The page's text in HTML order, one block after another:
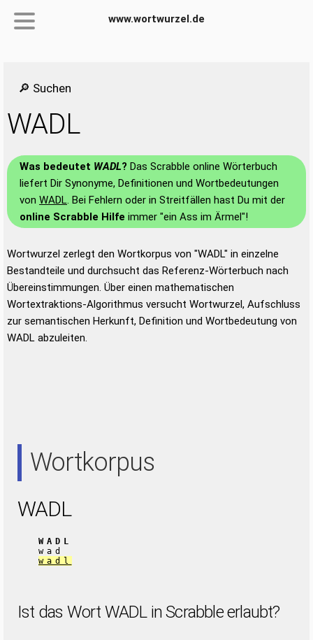
www.wortwurzel.de
🔎 Suchen
WADL
Was bedeutet WADL? Das Scrabble online Wörterbuch
liefert Dir Synonyme, Definitionen und Wortbedeutungen
von WADL. Bei Fehlern oder in Streitfällen hast Du mit der
online Scrabble Hilfe immer "ein Ass im Ärmel"!
Wortwurzel zerlegt den Wortkorpus von "WADL" in einzelne
Bestandteile und durchsucht das Referenz-Wörterbuch nach
Übereinstimmungen. Über einen mathematischen
Wortextraktions-Algorithmus versucht Wortwurzel, Aufschluss
zur semantischen Herkunft, Definition und Wortbedeutung von
WADL abzuleiten.
Wortkorpus
WADL
WADL
wad
wadl
Ist das Wort WADL in Scrabble erlaubt?